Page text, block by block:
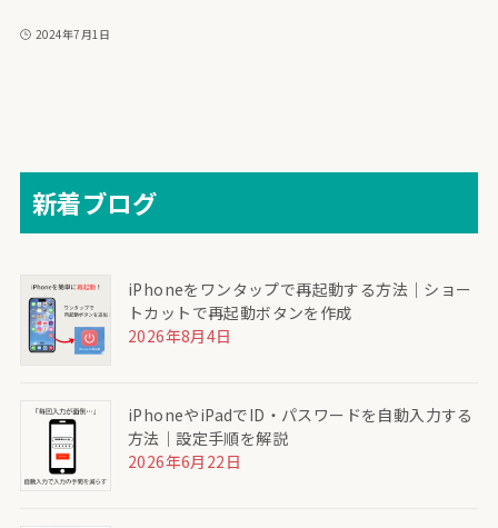
2024年7月1日
新着ブログ
iPhoneをワンタップで再起動する方法｜ショー
トカットで再起動ボタンを作成
2026年8月4日
iPhoneやiPadでID・パスワードを自動入力する
方法｜設定手順を解説
2026年6月22日